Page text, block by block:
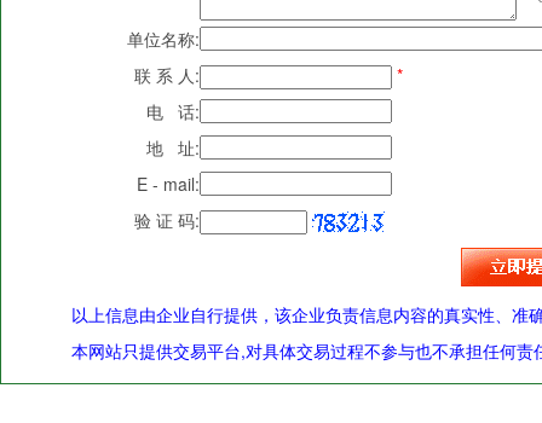
单位名称:
联 系 人:
*
电 话:
地 址:
E - mail:
验 证 码:
以上信息由企业自行提供，该企业负责信息内容的真实性、准
本网站只提供交易平台,对具体交易过程不参与也不承担任何责